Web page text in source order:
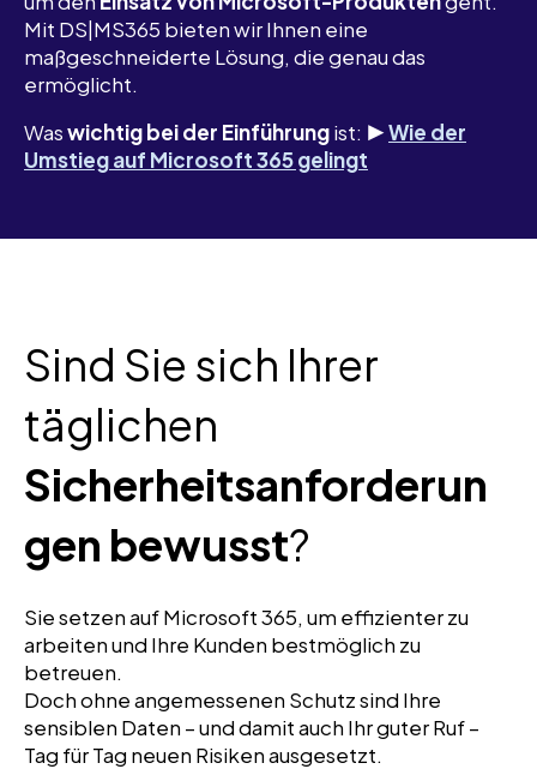
Mit DS|MS365 bieten wir Ihnen eine
maßgeschneiderte Lösung, die genau das
ermöglicht.
Waswichtig bei der Einführungist: ▶️Wie der
Umstieg auf Microsoft 365 gelingt
Sind Sie sich Ihrer
täglichen
Sicherheitsanforderun
gen bewusst?
Sie setzen auf Microsoft 365, um effizienter zu
arbeiten und Ihre Kunden bestmöglich zu
betreuen.
Doch ohne angemessenen Schutz sind Ihre
sensiblen Daten – und damit auch Ihr guter Ruf –
Tag für Tag neuen Risiken ausgesetzt.